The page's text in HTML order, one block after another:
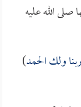
صلى الله عليه
ولك الحمد)